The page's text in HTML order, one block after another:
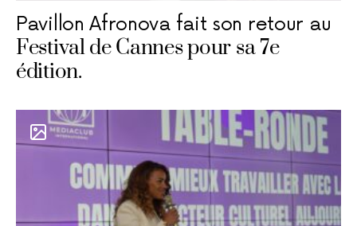
Pavillon Afronova fait son retour au
Festival de Cannes pour sa 7e
édition.